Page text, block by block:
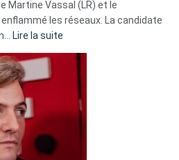
Martine Vassal (LR) et le
les réseaux. La candidate
Lire la suite
d’alliance
secrète